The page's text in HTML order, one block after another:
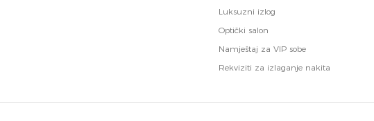
Luksuzni izlog
Optički salon
Namještaj za VIP sobe
Rekviziti za izlaganje nakita